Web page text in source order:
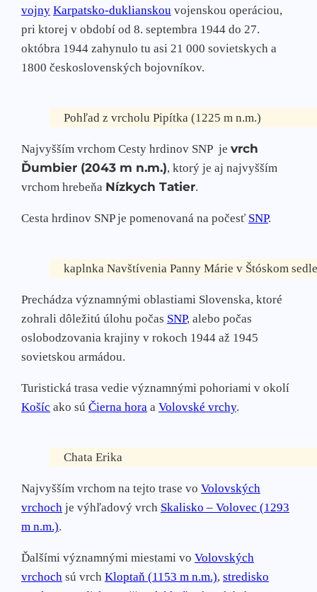
vojny Karpatsko-duklianskou vojenskou operáciou,
pri ktorej v období od 8. septembra 1944 do 27.
októbra 1944 zahynulo tu asi 21 000 sovietskych a
1800 československých bojovníkov.
Pohľad z vrcholu Pipítka (1225 m n.m.)
Najvyšším vrchom Cesty hrdinov SNP je vrch
Ďumbier (2043 m n.m.), ktorý je aj najvyšším
vrchom hrebeňa Nízkych Tatier.
Cesta hrdinov SNP je pomenovaná na počesť SNP.
kaplnka Navštívenia Panny Márie v Štóskom sedle
Prechádza významnými oblastiami Slovenska, ktoré
zohrali dôležitú úlohu počas SNP, alebo počas
oslobodzovania krajiny v rokoch 1944 až 1945
sovietskou armádou.
Turistická trasa vedie významnými pohoriami v okolí
Košíc ako sú Čierna hora a Volovské vrchy.
Chata Erika
Najvyšším vrchom na tejto trase vo Volovských
vrchoch je výhľadový vrch Skalisko – Volovec (1293
m n.m.).
Ďalšími významnými miestami vo Volovských
vrchoch sú vrch Kloptaň (1153 m n.m.), stredisko